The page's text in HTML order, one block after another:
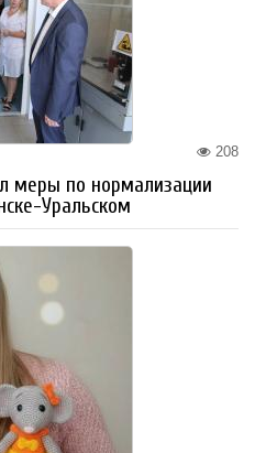
208
меры по нормализации
Уральском